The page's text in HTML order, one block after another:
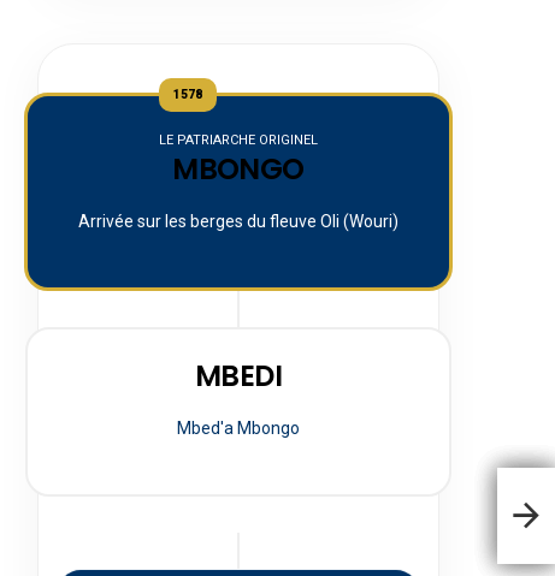
1578
LE PATRIARCHE ORIGINEL
MBONGO
Arrivée sur les berges du fleuve Oli (Wouri)
MBEDI
Mbed'a Mbongo